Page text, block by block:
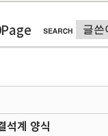
석계 양식